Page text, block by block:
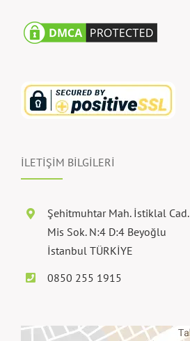
İLETİŞİM BİLGİLERİ
Şehitmuhtar Mah. İstiklal Cad.
Mis Sok. N:4 D:4 Beyoğlu
İstanbul TÜRKİYE
0850 255 1915